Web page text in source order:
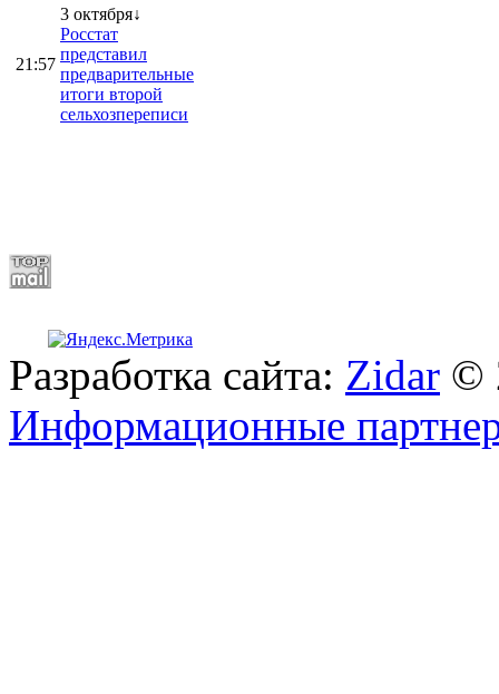
21:57
3 октября↓
Росстат
представил
предварительные
итоги второй
сельхозпереписи
Разработка сайта: Zidar ©
Информационные